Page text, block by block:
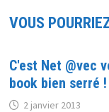
VOUS
C'est Net @vec
book bien serré !
2 janvier 2013